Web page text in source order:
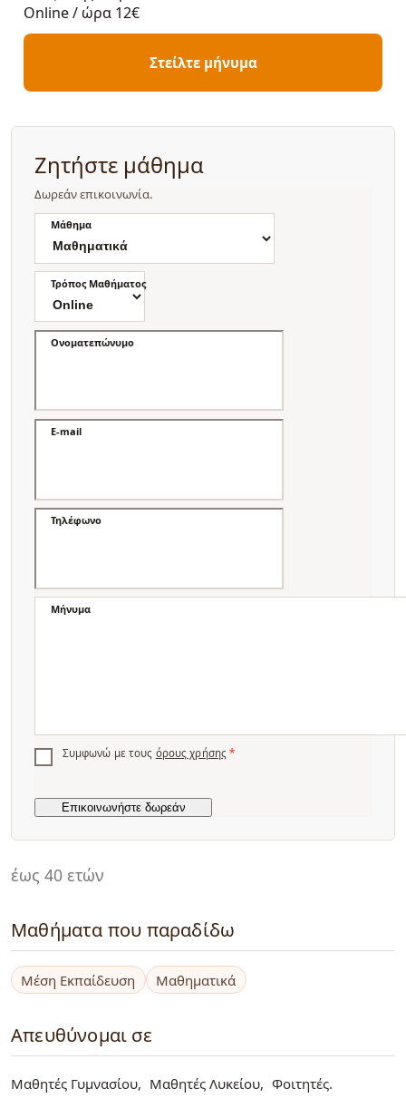
έως 40 ετών
Μαθήματα που παραδίδω
Μέση Εκπαίδευση Μαθηματικά
Απευθύνομαι σε
Μαθητές Γυμνασίου Μαθητές Λυκείου
Φοιτητές
Online / ώρα 12€
Στείλτε μήνυμα
Ζητήστε μάθημα
Δωρεάν επικοινωνία.
Μάθημα
Τρόπος Μαθήματος
Ονοματεπώνυμο
E-mail
Τηλέφωνο
Μήνυμα
Συμφωνώ με τους όρους χρήσης *